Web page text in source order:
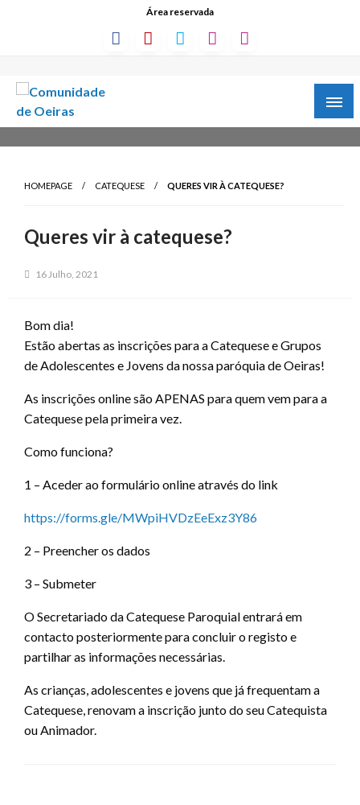
Área reservada
HOMEPAGE CATEQUESE QUERES VIR À CATEQUESE?
Queres vir à catequese?
16 Julho, 2021
Bom dia!
Estão abertas as inscrições para a Catequese e Grupos
de Adolescentes e Jovens da nossa paróquia de Oeiras!
As inscrições online são APENAS para quem vem para a
Catequese pela primeira vez.
Como funciona?
1 – Aceder ao formulário online através do link
https://forms.gle/MWpiHVDzEeExz3Y86
2 – Preencher os dados
3 – Submeter
O Secretariado da Catequese Paroquial entrará em
contacto posteriormente para concluir o registo e
partilhar as informações necessárias.
As crianças, adolescentes e jovens que já frequentam a
Catequese, renovam a inscrição junto do seu Catequista
ou Animador.